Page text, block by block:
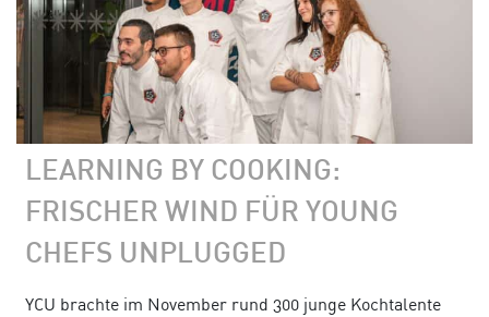
LEARNING BY COOKING:
FRISCHER WIND FÜR YOUNG
CHEFS UNPLUGGED
YCU brachte im November rund 300 junge Kochtalente